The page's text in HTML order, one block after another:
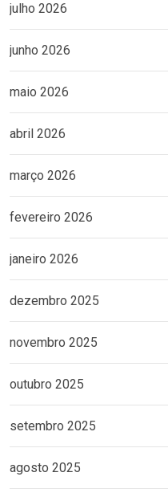
julho 2026
junho 2026
maio 2026
abril 2026
março 2026
fevereiro 2026
janeiro 2026
dezembro 2025
novembro 2025
outubro 2025
setembro 2025
agosto 2025